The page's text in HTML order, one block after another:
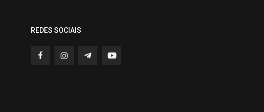
REDES SOCIAIS